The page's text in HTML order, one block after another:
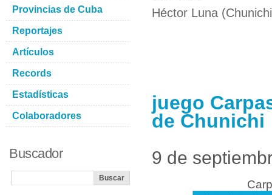
Héctor Luna
juego
de Chunichi
9 de
Provincias de Cuba
Reportajes
Artículos
Records
Estadísticas
Colaboradores
Buscador